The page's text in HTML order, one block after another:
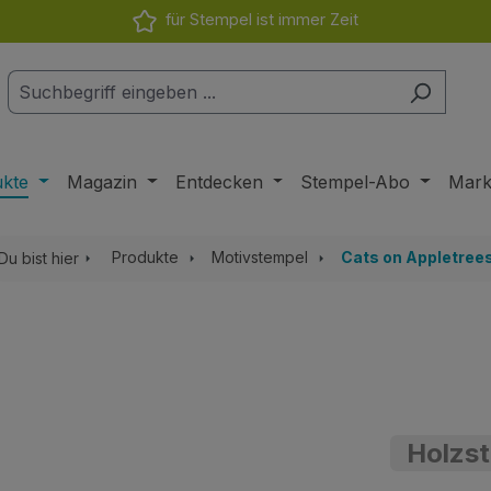
für Stempel ist immer Zeit
Magazin Entdecken Stempel-Abo
Du bist hier Produkte Motivstempel Cats on